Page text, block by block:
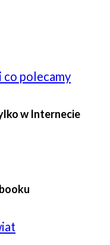
co polecamy
w Internecie